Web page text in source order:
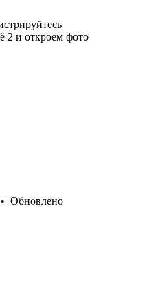
2 и откроем фото
• Обновлено